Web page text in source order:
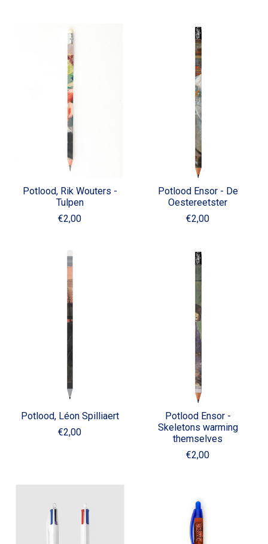
Potlood, Rik Wouters -
Tulpen
€2,00
Potlood Ensor - De
Oestereetster
€2,00
Potlood, Léon Spilliaert
€2,00
Potlood Ensor -
Skeletons warming
themselves
€2,00